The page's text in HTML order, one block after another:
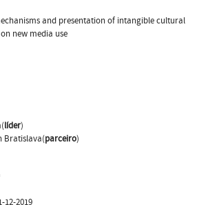
and presentation of intangible cultural
new media use
líder)
Bratislava(parceiro)
12-2019